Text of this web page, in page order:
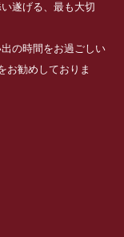
遂げる、最も大切
の時間をお過ごしい
お勧めしておりま